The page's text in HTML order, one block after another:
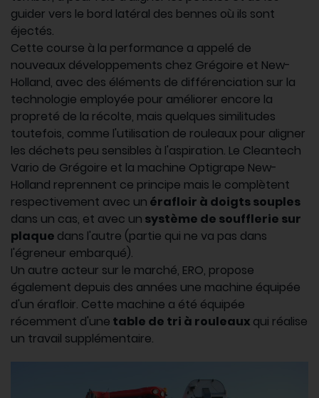
guider vers le bord latéral des bennes où ils sont
éjectés.
Cette course à la performance a appelé de
nouveaux développements chez Grégoire et New-
Holland, avec des éléments de différenciation sur la
technologie employée pour améliorer encore la
propreté de la récolte, mais quelques similitudes
toutefois, comme l'utilisation de rouleaux pour aligner
les déchets peu sensibles à l'aspiration. Le Cleantech
Vario de Grégoire et la machine Optigrape New-
Holland reprennent ce principe mais le complètent
respectivement avec un érafloir à doigts souples
dans un cas, et avec un système de soufflerie sur
plaque dans l'autre (partie qui ne va pas dans
l'égreneur embarqué).
Un autre acteur sur le marché, ERO, propose
également depuis des années une machine équipée
d'un érafloir. Cette machine a été équipée
récemment d'une table de tri à rouleaux qui réalise
un travail supplémentaire.